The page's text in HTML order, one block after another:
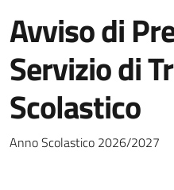
Avviso di
Servizio di
Scolastico
Dettagli della
Anno Scolastico 2026/2027